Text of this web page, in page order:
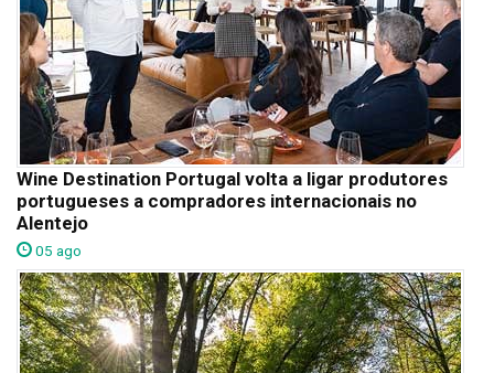
Wine Destination Portugal volta a ligar produtores
portugueses a compradores internacionais no
Alentejo
05 ago